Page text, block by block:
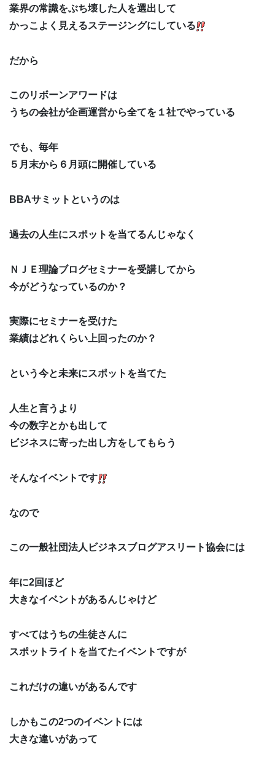
業界の常識をぶち壊した人を選出して
かっこよく見えるステージングにしている
だから
このリボーンアワードは
うちの会社が企画運営から全てを１社でやっている
でも、毎年
５月末から６月頭に開催している
BBAサミットというのは
過去の人生にスポットを当てるんじゃなく
ＮＪＥ理論ブログセミナーを受講してから
今がどうなっているのか？
実際にセミナーを受けた
業績はどれくらい上回ったのか？
という今と未来にスポットを当てた
人生と言うより
今の数字とかも出して
ビジネスに寄った出し方をしてもらう
そんなイベントです
なので
この一般社団法人ビジネスブログアスリート協会には
年に2回ほど
大きなイベントがあるんじゃけど
すべてはうちの生徒さんに
スポットライトを当てたイベントですが
これだけの違いがあるんです
しかもこの2つのイベントには
大きな違いがあって